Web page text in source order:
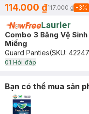
114.000 ₫117.000 ₫ -3%
Laurier
Combo 3 Băng Vệ
Miếng
Guard Panties(SKU:
01 Hỏi đáp
Bạn có thể mua sản